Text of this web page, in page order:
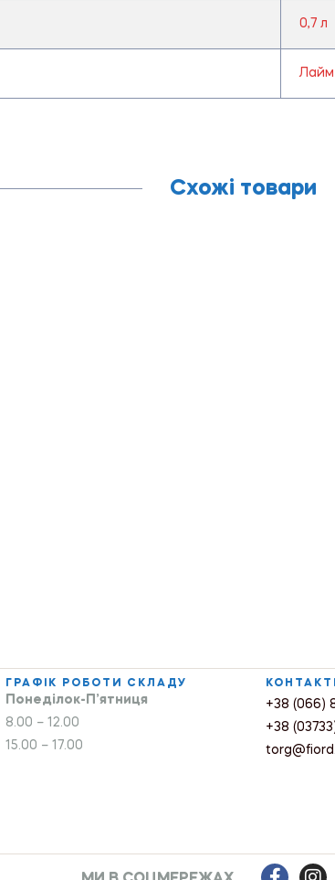
0,7 л
Лайм
Схожі товари
ГРАФІК РОБОТИ СКЛАДУ
Понеділок-П’ятниця
8.00 – 12.00
15.00 – 17.00
+38 (066)
+38